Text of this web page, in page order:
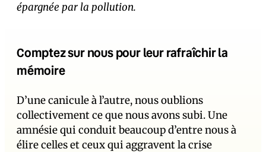
épargnée par la pollution.
Comptez sur nous pour leur rafraîchir la
mémoire
D’une canicule à l’autre, nous oublions
collectivement ce que nous avons subi. Une
amnésie qui conduit beaucoup d’entre nous à
élire celles et ceux qui aggravent la crise